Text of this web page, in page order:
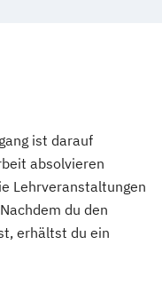
der
ist darauf
absolvieren
Lehrveranstaltungen
du den
erhältst du ein